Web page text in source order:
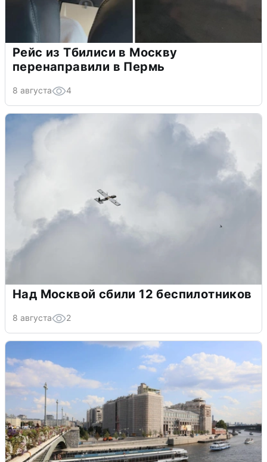
Рейс из Тбилиси в Москву
перенаправили в Пермь
8 августа 4
Над Москвой сбили 12 беспилотников
8 августа 2